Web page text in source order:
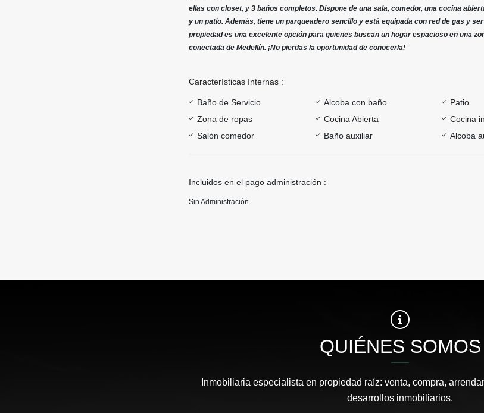
ellas con closet, y 3 baños completos. Dispone de una sala, comedor, una cocina
y un patio. Además, tiene un parqueadero sencillo y está equipada con red de gas y
propiedad es una excelente opción para quienes buscan un hogar espacioso en una
conectada de Medellín. ¡No pierdas la oportunidad de conocerla!
Características Internas :
Baño de Servicio Alcoba con baño
Patio
Zona de ropas
Cocina Abierta
Cocina
Salón comedor
Baño auxiliar Alcoba
Incluidos en el pago administración :
Sin Administración
QUIÉNES SOMOS
Inmobiliaria especialista en propiedad raíz: venta, compra,
desarrollos inmobiliarios.